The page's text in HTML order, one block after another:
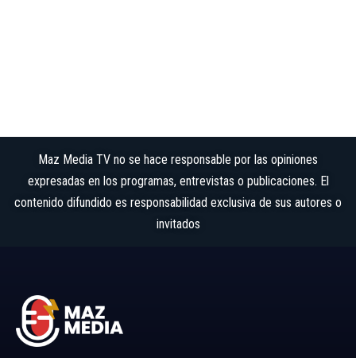
Maz Media TV no se hace responsable por las opiniones
expresadas en los programas, entrevistas o publicaciones. El
contenido difundido es responsabilidad exclusiva de sus autores o
invitados